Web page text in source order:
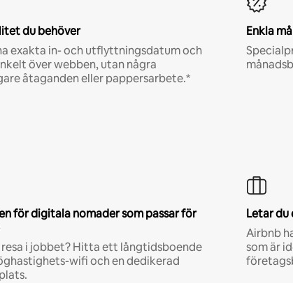
du behöver
exakta in- och utflyttningsdatum och
över webben, utan några
åtaganden eller pappersarbete.*
Enkla
för digitala nomader som passar för
resa i jobbet? Hitta ett långtidsboende
wifi och en dedikerad
Letar du
Airbnb
som är